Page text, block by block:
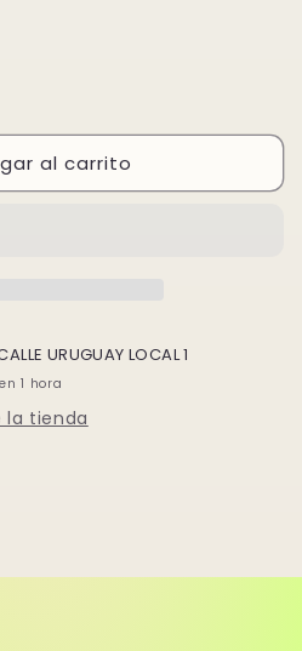
al carrito
URUGUAY LOCAL 1
1 hora
la tienda